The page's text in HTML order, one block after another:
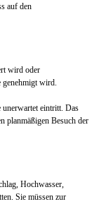
auf den
wird oder
genehmigt wird.
eintritt. Das
planmäßigen Besuch der
Hochwasser,
Sie müssen zur